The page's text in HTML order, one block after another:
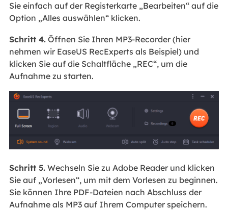
Sie einfach auf der Registerkarte „Bearbeiten“ auf die
Option „Alles auswählen“ klicken.
Schritt 4.Öffnen Sie Ihren MP3-Recorder (hier
nehmen wir EaseUS RecExperts als Beispiel) und
klicken Sie auf die Schaltfläche „REC“, um die
Aufnahme zu starten.
Schritt 5.Wechseln Sie zu Adobe Reader und klicken
Sie auf „Vorlesen“, um mit dem Vorlesen zu beginnen.
Sie können Ihre PDF-Dateien nach Abschluss der
Aufnahme als MP3 auf Ihrem Computer speichern.